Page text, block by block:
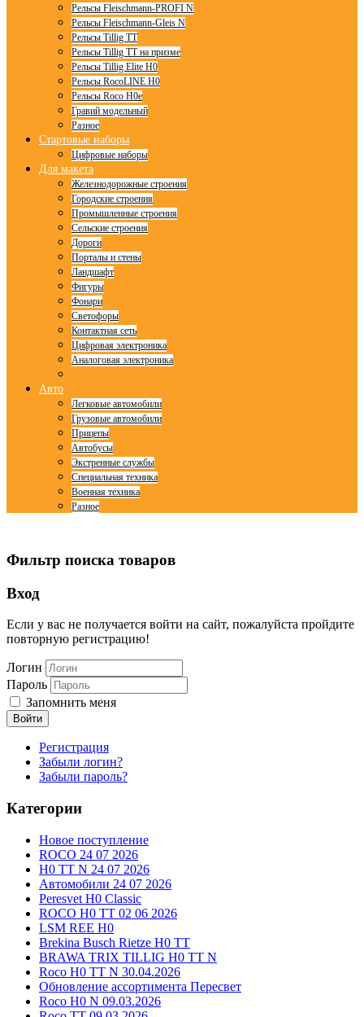
Рельсы Fleischmann-PROFI N
Рельсы Fleischmann-Gleis N
Рельсы Tillig TT
Рельсы Tillig TT на призме
Рельсы Tillig Elite H0
Рельсы RocoLINE H0
Рельсы Roco H0e
Гравий модельный
Разное
Стартовые наборы
Цифровые наборы
Для макета
Железнодорожные строения
Городские строения
Промышленные строения
Сельские строения
Дороги
Порталы и стены
Ландшафт
Фигуры
Фонари
Светофоры
Контактная сеть
Цифровая электроника
Аналоговая электроника
Авто
Легковые автомобили
Грузовые автомобили
Прицепы
Автобусы
Экстренные службы
Специальная техника
Военная техника
Разное
Фильтр поиска товаров
Вход
Если у вас не получается войти на сайт, пожалуйста пройдите
повторную регистрацию!
Логин
Пароль
Запомнить меня
Войти
Регистрация
Забыли логин?
Забыли пароль?
Категории
Новое поступление
ROCO 24 07 2026
H0 TT N 24 07 2026
Автомобили 24 07 2026
Peresvet H0 Classic
ROCO H0 TT 02 06 2026
LSM REE H0
Brekina Busch Rietze H0 TT
BRAWA TRIX TILLIG H0 TT N
Roco H0 TT N 30.04.2026
Обновление ассортимента Пересвет
Roco H0 N 09.03.2026